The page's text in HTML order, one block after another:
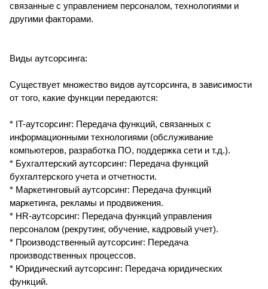
связанные с управлением персоналом, технологиями и
другими факторами.
Виды аутсорсинга:
Существует множество видов аутсорсинга, в зависимости
от того, какие функции передаются:
* IT-аутсорсинг: Передача функций, связанных с
информационными технологиями (обслуживание
компьютеров, разработка ПО, поддержка сети и т.д.).
* Бухгалтерский аутсорсинг: Передача функций
бухгалтерского учета и отчетности.
* Маркетинговый аутсорсинг: Передача функций
маркетинга, рекламы и продвижения.
* HR-аутсорсинг: Передача функций управления
персоналом (рекрутинг, обучение, кадровый учет).
* Производственный аутсорсинг: Передача
производственных процессов.
* Юридический аутсорсинг: Передача юридических
функций.